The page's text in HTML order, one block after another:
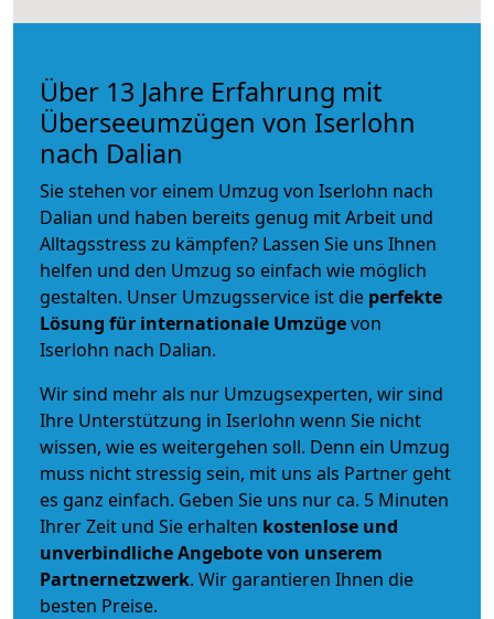
Über 13 Jahre Erfahrung mit
Überseeumzügen von Iserlohn
nach Dalian
Sie stehen vor einem Umzug von Iserlohn nach
Dalian und haben bereits genug mit Arbeit und
Alltagsstress zu kämpfen? Lassen Sie uns Ihnen
helfen und den Umzug so einfach wie möglich
gestalten. Unser Umzugsservice ist die perfekte
Lösung für internationale Umzügevon
Iserlohn nach Dalian.
Wir sind mehr als nur Umzugsexperten, wir sind
Ihre Unterstützung in Iserlohn wenn Sie nicht
wissen, wie es weitergehen soll. Denn ein Umzug
muss nicht stressig sein, mit uns als Partner geht
es ganz einfach. Geben Sie uns nur ca. 5 Minuten
Ihrer Zeit und Sie erhalten kostenlose und
unverbindlicheAngebote von unserem
Partnernetzwerk. Wir garantieren Ihnen die
besten Preise.